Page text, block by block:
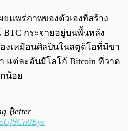
ยแพร่ภาพของตัวเองที่สร้าง
กระจายอยู่บนพื้นหลัง
องเหมือนศิลปินในสตูดิโอที่มีขา
แต่ละอันมีโลโก้ Bitcoin ที่วาด
น้อย
₿etter